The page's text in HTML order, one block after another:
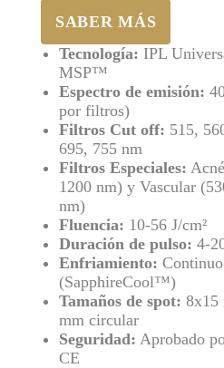
SABER MÁS
Tecnología: IPL
MSP™
Espectro de emisión:
por filtros)
Filtros Cut off: 515,
695, 755 nm
Filtros Especiales:
1200 nm) y Vascular
nm)
Fluencia: 10-56 J/cm²
Duración de pulso: 4-
Enfriamiento:
(SapphireCool™)
Tamaños de spot: 8x15
mm circular
Seguridad: Aprobado
CE